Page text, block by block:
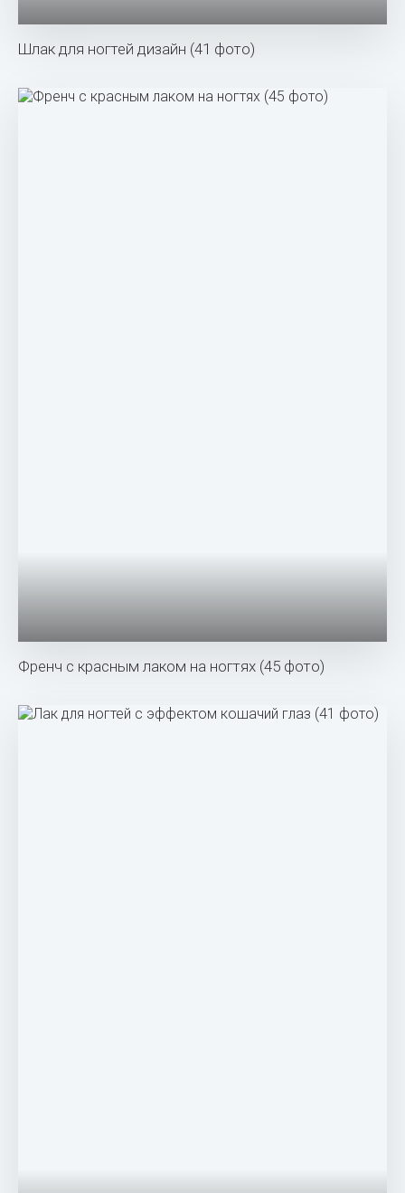
Шлак для ногтей дизайн (41 фото)
Френч с красным лаком на ногтях (45 фото)